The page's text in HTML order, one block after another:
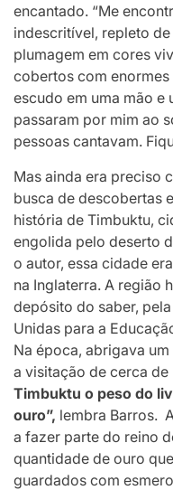
encantado. “Me
indescritível, repleto
plumagem em cores
cobertos com
escudo em uma mão e
passaram por mim ao
pessoas cantavam.
Mas ainda era preciso
busca de descobertas
história de Timbuktu,
engolida pelo deserto
o autor, essa cidade
na Inglaterra. A região
depósito do saber,
Unidas para a
Na época, abrigava
a visitação de cerca de
Timbuktu o peso do
ouro”, lembra Barros.
a fazer parte do reino
quantidade de ouro
guardados com